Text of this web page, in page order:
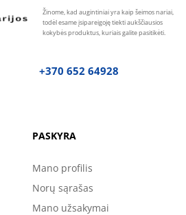
Žinome, kad augintiniai yra kaip šeimos nariai,
todėl esame įsipareigoję tiekti aukščiausios
kokybės produktus, kuriais galite pasitikėti.
+370 652 64928
PASKYRA
Mano profilis
Norų sąrašas
Mano užsakymai